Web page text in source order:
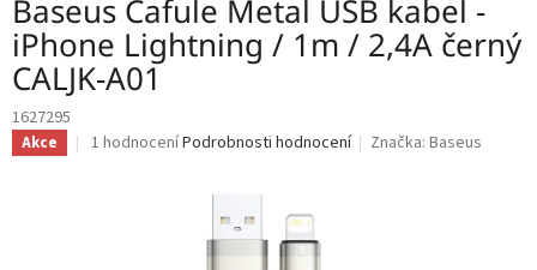
Baseus Cafule Metal USB kabel -
iPhone Lightning / 1m / 2,4A černý
CALJK-A01
1627295
Akce
Průměrné
1 hodnoceníPodrobnosti hodnocení Značka:Baseus